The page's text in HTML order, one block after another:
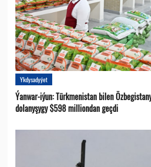
Ykdysadyýet
Ýanwar-iýun: Türkmenistan bilen
dolanyşygy $598 milliondan geçdi